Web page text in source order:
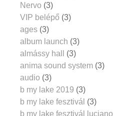
Nervo (3)
VIP belépő (3)
ages (3)
album launch (3)
almássy hall
(3)
anima sound system (3)
audio (3)
b my lake 2019 (3)
b my lake fesztivál (3)
b my lake fesztivál luciano